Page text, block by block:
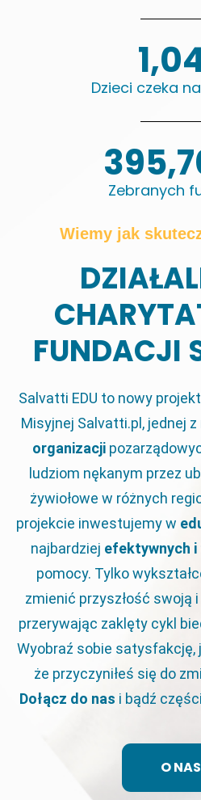
Dzieci czeka
Zebranych
Wiemy jak
FUNDACJI
Salvatti EDU to nowy
Misyjnej Salvatti.pl, jednej z
organizacji
ludziom nękanym przez
żywiołowe w różnych
projekcie inwestujemy w
najbardziej efektywnych i
pomocy. Tylko
zmienić przyszłość swoją
przerywając zaklęty cykl
Wyobraź sobie satysfakcję,
że przyczyniłeś się do
Dołącz do nas i bądź
O NAS